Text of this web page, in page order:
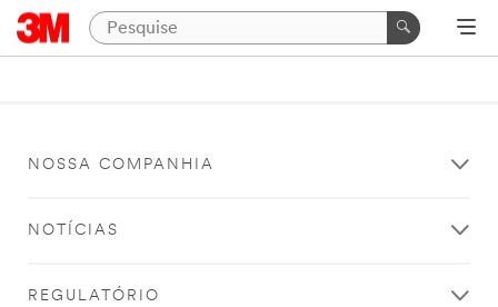
NOSSA COMPANHIA
NOTÍCIAS
REGULATÓRIO